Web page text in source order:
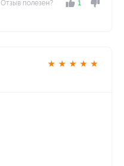
Отзыв полезен? 1
★ ★ ★ ★ ★